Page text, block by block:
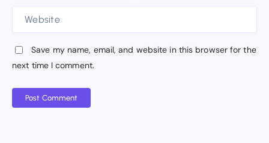
Save my name, email, and website in this browser for the
next time I comment.
Post Comment